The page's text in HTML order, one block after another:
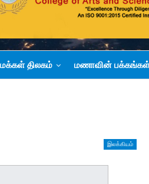
மக்கள் திலகம் மணாவின்
இலக்கியம்